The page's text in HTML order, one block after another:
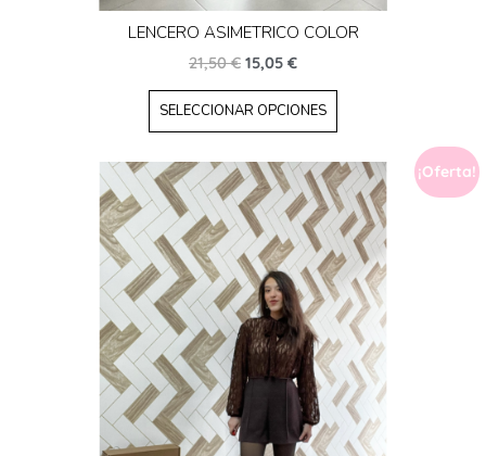
LENCERO ASIMETRICO COLOR
21,50€ 15,05 €
SELECCIONAR OPCIONES
¡Oferta!